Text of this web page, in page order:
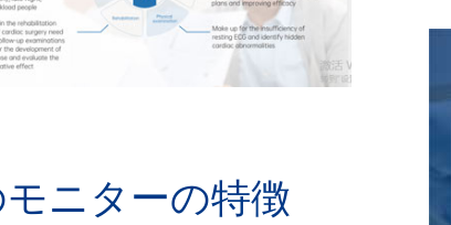
ニターの特徴